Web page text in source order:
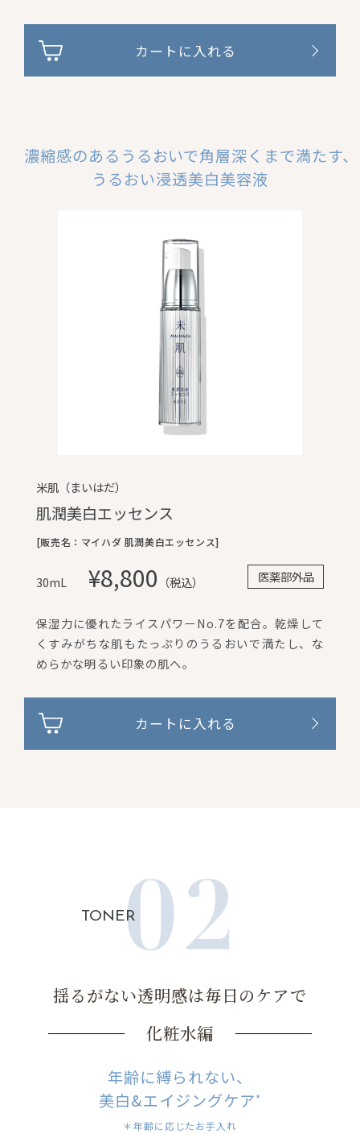
カートに入れる
濃縮感のあるうるおいで角層深くまで満たす、
うるおい浸透美白美容液
米肌（まいはだ）
肌潤美白エッセンス
[販売名：マイハダ 肌潤美白エッセンス]
30mL ¥8,800 （税込） 医薬部外品
保湿力に優れたライスパワーNo.7を配合。乾燥して
くすみがちな肌もたっぷりのうるおいで満たし、な
めらかな明るい印象の肌へ。
カートに入れる
TONER
揺るがない透明感は毎日のケアで
化粧水編
年齢に縛られない、
美白&エイジングケア*
＊年齢に応じたお手入れ